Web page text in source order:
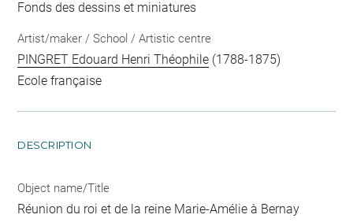
Fonds des dessins et miniatures
Artist/maker / School / Artistic centre
PINGRET Edouard Henri Théophile (1788-1875)
Ecole française
DESCRIPTION
Object name/Title
Réunion du roi et de la reine Marie-Amélie à Bernay